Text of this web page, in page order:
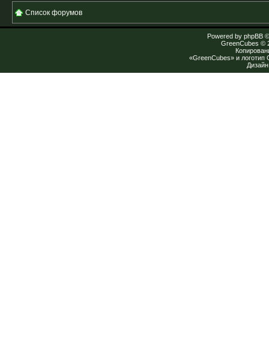
Список форумов
Powered by phpBB
GreenCubes ©
«GreenCubes» и